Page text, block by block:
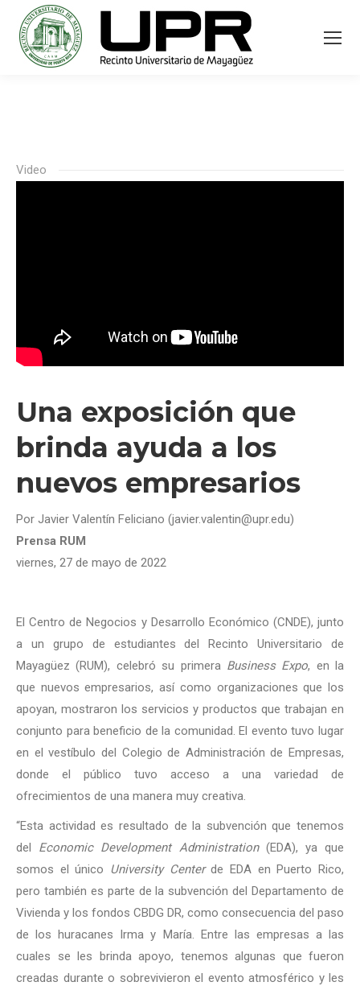
Video
Una exposición que
brinda ayuda a los
nuevos empresarios
Por Javier Valentín Feliciano (javier.valentin@upr.edu)
Prensa RUM
viernes, 27 de mayo de 2022
El Centro de Negocios y Desarrollo Económico (CNDE), junto
a un grupo de estudiantes del Recinto Universitario de
Mayagüez (RUM), celebró su primera Business Expo, en la
que nuevos empresarios, así como organizaciones que los
apoyan, mostraron los servicios y productos que trabajan en
conjunto para beneficio de la comunidad. El evento tuvo lugar
en el vestíbulo del Colegio de Administración de Empresas,
donde el público tuvo acceso a una variedad de
ofrecimientos de una manera muy creativa.
“Esta actividad es resultado de la subvención que tenemos
del Economic Development Administration(EDA), ya que
somos el único University Centerde EDA en Puerto Rico,
pero también es parte de la subvención del Departamento de
Vivienda y los fondos CBDG DR, como consecuencia del paso
de los huracanes Irma y María. Entre las empresas a las
cuales se les brinda apoyo, tenemos algunas que fueron
creadas durante o sobrevivieron el evento atmosférico y les